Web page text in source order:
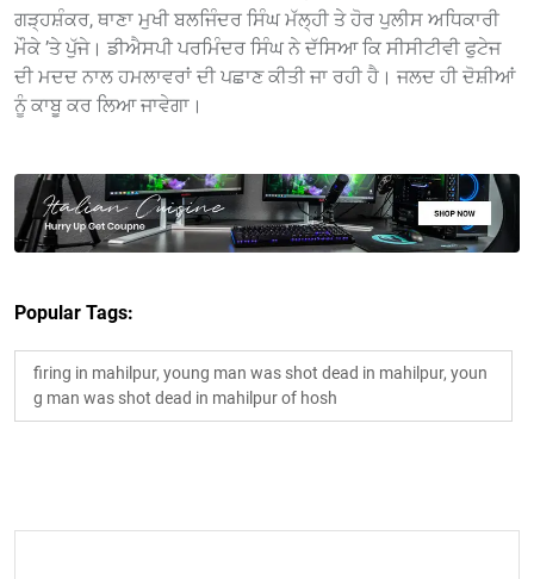
ਗੜ੍ਹਸ਼ੰਕਰ, ਥਾਣਾ ਮੁਖੀ ਬਲਜਿੰਦਰ ਸਿੰਘ ਮੱਲ੍ਹੀ ਤੇ ਹੋਰ ਪੁਲੀਸ ਅਧਿਕਾਰੀ
ਮੌਕੇ ’ਤੇ ਪੁੱਜੇ। ਡੀਐਸਪੀ ਪਰਮਿੰਦਰ ਸਿੰਘ ਨੇ ਦੱਸਿਆ ਕਿ ਸੀਸੀਟੀਵੀ ਫੁਟੇਜ
ਦੀ ਮਦਦ ਨਾਲ ਹਮਲਾਵਰਾਂ ਦੀ ਪਛਾਣ ਕੀਤੀ ਜਾ ਰਹੀ ਹੈ। ਜਲਦ ਹੀ ਦੋਸ਼ੀਆਂ
ਨੂੰ ਕਾਬੂ ਕਰ ਲਿਆ ਜਾਵੇਗਾ।
Popular Tags:
firing in mahilpur, young man was shot dead in mahilpur, youn
g man was shot dead in mahilpur of hosh